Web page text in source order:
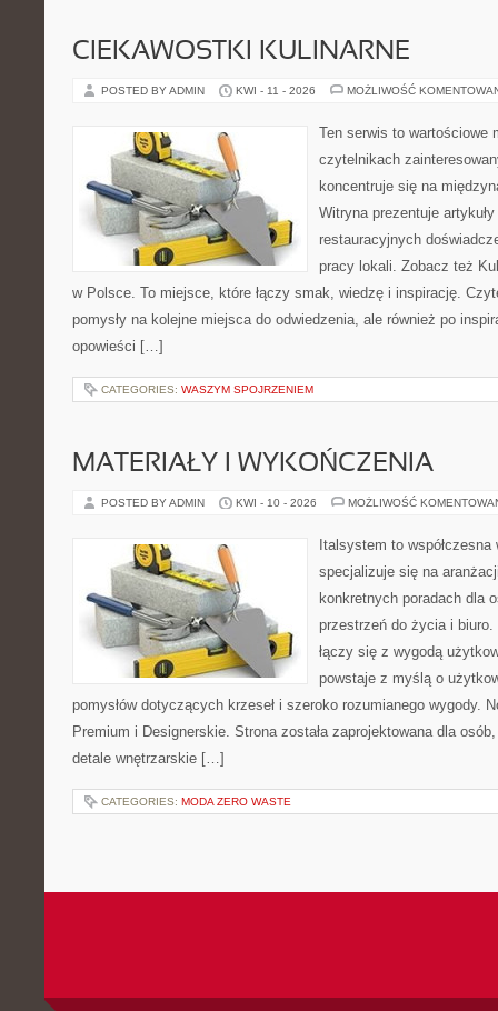
CIEKAWOSTKI KULINARNE
POSTED BY ADMIN KWI - 11 - 2026 MOŻLIWOŚĆ
Ten serwis to wartościowe
czytelnikach
koncentruje się na
Witryna prezentuje
restauracyjnych
pracy lokali. Zobacz też
w Polsce. To miejsce, które łączy smak, wiedzę i inspirację.
pomysły na kolejne miejsca do odwiedzenia, ale również po
opowieści […]
CATEGORIES: WASZYM SPOJRZENIEM
MATERIAŁY I WYKOŃCZENIA
POSTED BY ADMIN KWI - 10 - 2026 MOŻLIWOŚĆ
Italsystem to
specjalizuje się na
konkretnych poradach dla
przestrzeń do życia i
łączy się z wygodą
powstaje z myślą o
pomysłów dotyczących krzeseł i szeroko rozumianego wygody.
Premium i Designerskie. Strona została zaprojektowana dla
detale wnętrzarskie […]
CATEGORIES: MODA ZERO WASTE